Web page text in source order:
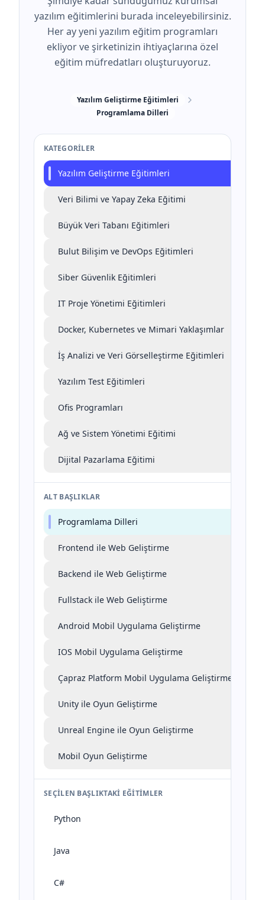
yazılım eğitimlerini burada inceleyebilirsiniz.
Her ay yeni yazılım eğitim programları
ekliyor ve şirketinizin ihtiyaçlarına özel
eğitim müfredatları oluşturuyoruz.
Yazılım Geliştirme Eğitimleri
Programlama Dilleri
KATEGORILER
Yazılım Geliştirme Eğitimleri
Veri Bilimi ve Yapay Zeka Eğitimi
Büyük Veri Tabanı Eğitimleri
Bulut Bilişim ve DevOps Eğitimleri
Siber Güvenlik Eğitimleri
IT Proje Yönetimi Eğitimleri
Docker, Kubernetes ve Mimari Yaklaşımlar
İş Analizi ve Veri Görselleştirme Eğitimleri
Yazılım Test Eğitimleri
Ofis Programları
Ağ ve Sistem Yönetimi Eğitimi
Dijital Pazarlama Eğitimi
ALT BAŞLIKLAR
Programlama Dilleri
Frontend ile Web Geliştirme
Backend ile Web Geliştirme
Fullstack ile Web Geliştirme
Android Mobil Uygulama Geliştirme
IOS Mobil Uygulama Geliştirme
Çapraz Platform Mobil Uygulama Geliştirme
Unity ile Oyun Geliştirme
Unreal Engine ile Oyun Geliştirme
Mobil Oyun Geliştirme
SEÇILEN BAŞLIKTAKI EĞITIMLER
Python
Java
C#